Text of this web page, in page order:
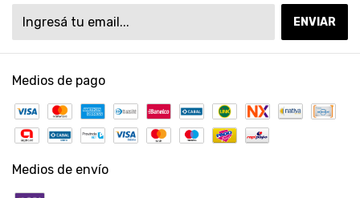
Medios de pago
Medios de envío